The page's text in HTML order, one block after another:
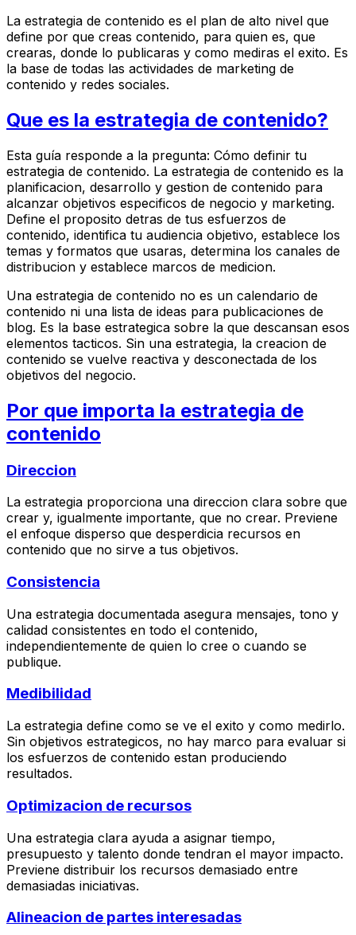
La estrategia de contenido es el plan de alto nivel que
define por que creas contenido, para quien es, que
crearas, donde lo publicaras y como mediras el exito. Es
la base de todas las actividades de marketing de
contenido y redes sociales.
Que es la estrategia de contenido?
Esta guía responde a la pregunta: Cómo definir tu
estrategia de contenido. La estrategia de contenido es la
planificacion, desarrollo y gestion de contenido para
alcanzar objetivos especificos de negocio y marketing.
Define el proposito detras de tus esfuerzos de
contenido, identifica tu audiencia objetivo, establece los
temas y formatos que usaras, determina los canales de
distribucion y establece marcos de medicion.
Una estrategia de contenido no es un calendario de
contenido ni una lista de ideas para publicaciones de
blog. Es la base estrategica sobre la que descansan esos
elementos tacticos. Sin una estrategia, la creacion de
contenido se vuelve reactiva y desconectada de los
objetivos del negocio.
Por que importa la estrategia de
contenido
Direccion
La estrategia proporciona una direccion clara sobre que
crear y, igualmente importante, que no crear. Previene
el enfoque disperso que desperdicia recursos en
contenido que no sirve a tus objetivos.
Consistencia
Una estrategia documentada asegura mensajes, tono y
calidad consistentes en todo el contenido,
independientemente de quien lo cree o cuando se
publique.
Medibilidad
La estrategia define como se ve el exito y como medirlo.
Sin objetivos estrategicos, no hay marco para evaluar si
los esfuerzos de contenido estan produciendo
resultados.
Optimizacion de recursos
Una estrategia clara ayuda a asignar tiempo,
presupuesto y talento donde tendran el mayor impacto.
Previene distribuir los recursos demasiado entre
demasiadas iniciativas.
Alineacion de partes interesadas